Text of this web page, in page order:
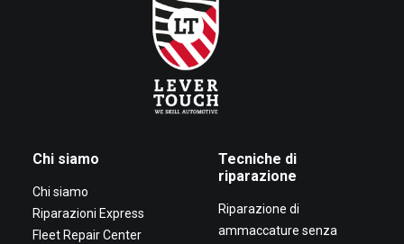
Chi siamo
Chi siamo
Riparazioni Express
Fleet Repair Center
Tecniche di
riparazione
Riparazione di
ammaccature senza